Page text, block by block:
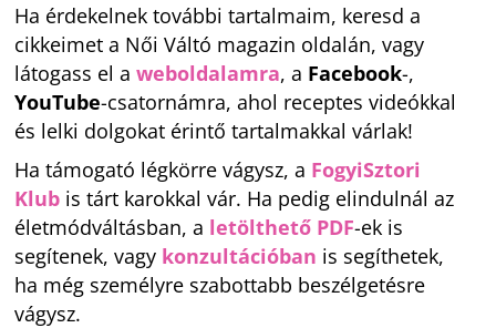
Ha érdekelnek további tartalmaim, keresd a
cikkeimet a Női Váltó magazin oldalán, vagy
látogass el aweboldalamra, a Facebook-,
YouTube-csatornámra, ahol receptes videókkal
és lelki dolgokat érintő tartalmakkal várlak!
Ha támogató légkörre vágysz, a FogyiSztori
Klub is tárt karokkal vár. Ha pedig elindulnál az
életmódváltásban, a letölthető PDF-ek is
segítenek, vagy konzultációban is segíthetek,
ha még személyre szabottabb beszélgetésre
vágysz.